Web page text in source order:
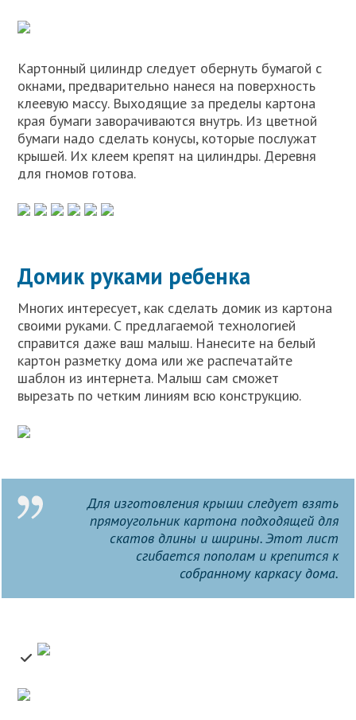
Картонный цилиндр следует обернуть бумагой с
окнами, предварительно нанеся на поверхность
клеевую массу. Выходящие за пределы картона
края бумаги заворачиваются внутрь. Из цветной
бумаги надо сделать конусы, которые послужат
крышей. Их клеем крепят на цилиндры. Деревня
для гномов готова.
Домик руками ребенка
Многих интересует, как сделать домик из картона
своими руками. С предлагаемой технологией
справится даже ваш малыш. Нанесите на белый
картон разметку дома или же распечатайте
шаблон из интернета. Малыш сам сможет
вырезать по четким линиям всю конструкцию.
Для изготовления крыши следует взять
прямоугольник картона подходящей для
скатов длины и ширины. Этот лист
сгибается пополам и крепится к
собранному каркасу дома.